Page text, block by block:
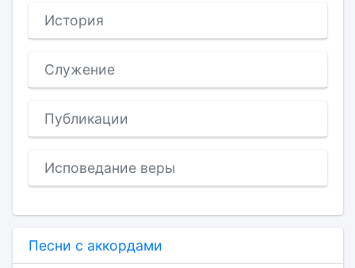
История
Служение
Публикации
Исповедание веры
Песни с аккордами